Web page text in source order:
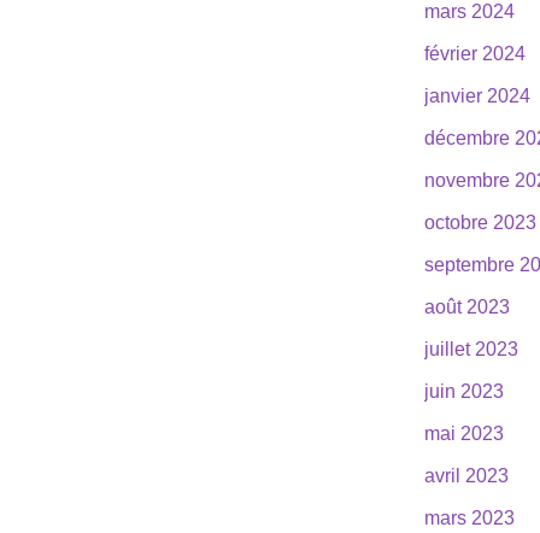
mars 2024
février 2024
janvier 2024
décembre
novembre
octobre 2023
septembre
août 2023
juillet 2023
juin 2023
mai 2023
avril 2023
mars 2023